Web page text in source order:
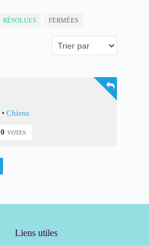
RÉSOLUES FERMÉES
• Chiens
0 VOTES
Liens utiles